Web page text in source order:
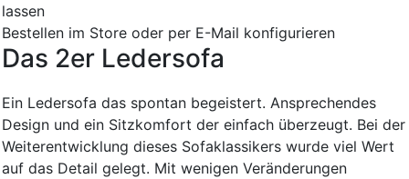
lassen
Bestellen im Store oder per E-Mail konfigurieren
Das 2er Ledersofa
Ein Ledersofa das spontan begeistert. Ansprechendes
Design und ein Sitzkomfort der einfach überzeugt. Bei der
Weiterentwicklung dieses Sofaklassikers wurde viel Wert
auf das Detail gelegt. Mit wenigen Veränderungen